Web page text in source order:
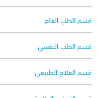
قسم الطب العام
قسم الطب النفسي
قسم العلاج الطبيعي